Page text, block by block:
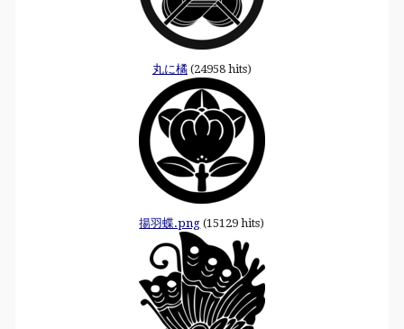
丸に橘(24958 hits)
揚羽蝶.png (15129 hits)